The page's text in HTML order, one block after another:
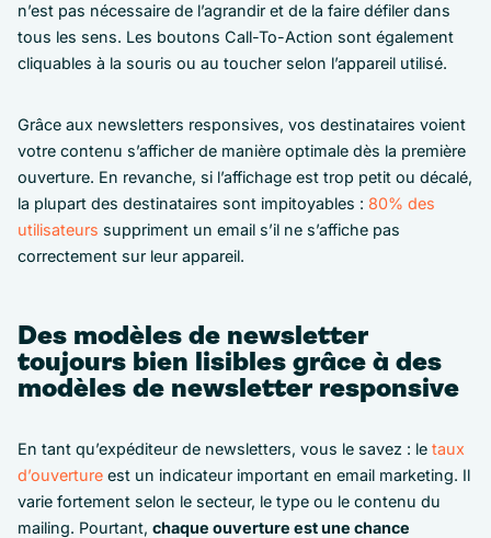
n’est pas nécessaire de l’agrandir et de la faire défiler dans
tous les sens. Les boutons Call-To-Action sont également
cliquables à la souris ou au toucher selon l’appareil utilisé.
Grâce aux newsletters responsives, vos destinataires voient
votre contenu s’afficher de manière optimale dès la première
ouverture. En revanche, si l’affichage est trop petit ou décalé,
la plupart des destinataires sont impitoyables : 80% des
utilisateurs suppriment un email s’il ne s’affiche pas
correctement sur leur appareil.
Des modèles de newsletter
toujours bien lisibles grâce à des
modèles de newsletter responsive
En tant qu’expéditeur de newsletters, vous le savez : le taux
d’ouverture est un indicateur important en email marketing. Il
varie fortement selon le secteur, le type ou le contenu du
mailing. Pourtant, chaque ouverture est une chance